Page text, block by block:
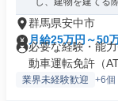
群馬県安中市
月給25万円～50
必要な経験・能
動車運転免許（
業界未経験歓迎 +6個